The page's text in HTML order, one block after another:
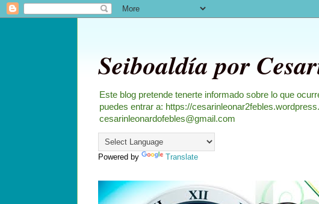
Seiboaldía por
Este blog pretende tenerte informado sobre lo que
puedes entrar a: https://
cesarinleonardofebles@gmail.com
Powered by Translate